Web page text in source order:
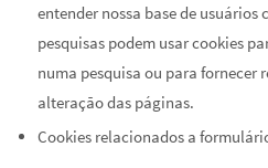
entender nossa base de usuários
pesquisas podem usar cookies
numa pesquisa ou para fornecer
alteração das páginas.
Cookies relacionados a